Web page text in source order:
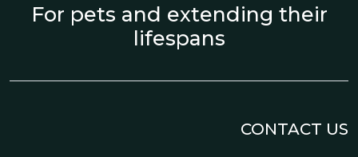
For pets and extending their
lifespans
CONTACT US